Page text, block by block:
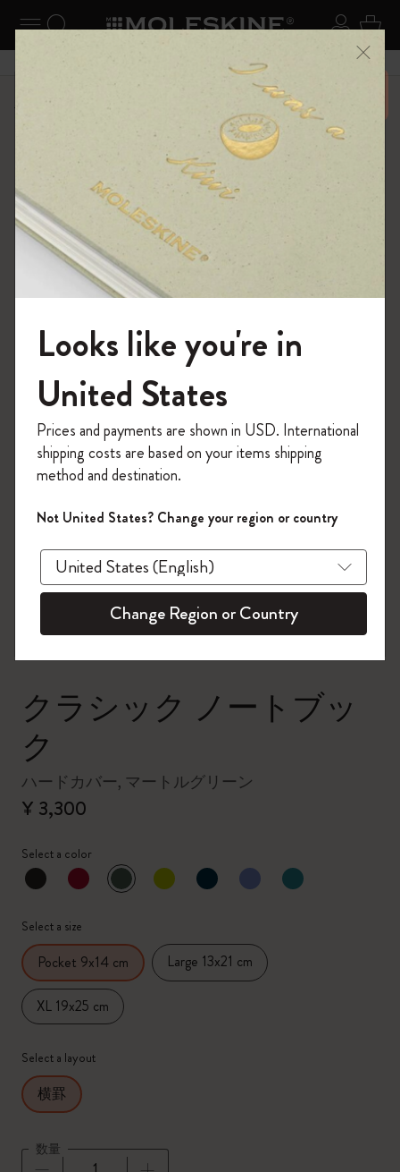
ナビゲーションの切替 ログ
検索 (キーワードなど) カ
6,500円以上のご購入で送料無料 メニ
ーを閉じる
ショップ The Original Notebook
クラシック ノートブッ
ク
ハードカバー, マートルグリーン
¥ 3,300
Select a color
選択済
*選択したカラー
Select a size
Pocket 9x14 cm Large 13x21 cm
XL 19x25 cm
Select a layout
横罫
数量
モレスキンの世界へようこそ
「WELCOME10」を入力すると、初回注
文が10%オフ＋送料無料になります。セ
ール・アウトレット品は適用外。
Moleskineアカウントを作成して限定オフ
ァーや会員特典、さらに多くのインスピ
レーションを手に入れましょう。
今すぐ会員登録 !
Looks like you're in
United States
Prices and payments are shown in USD. International
shipping costs are based on your items shipping
method and destination.
Not United States? Change your region or country
Change Region or Country